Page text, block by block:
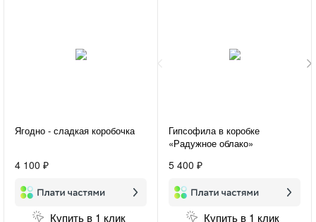
Ягодно - сладкая коробочка
4 100 ₽
Купить в 1 клик
Гипсофила в коробке
«Радужное облако»
5 400 ₽
Купить в 1 клик